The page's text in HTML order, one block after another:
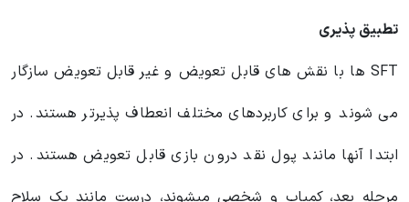
تطبیق پذیری
SFT ها با نقش های قابل تعویض و غیر قابل تعویض سازگار
می شوند و برای کاربردهای مختلف انعطاف پذیرتر هستند. در
ابتدا آنها مانند پول نقد درون بازی قابل تعویض هستند. در
مرحله بعد، کمیاب و شخصی میشوند، درست مانند یک سلاح